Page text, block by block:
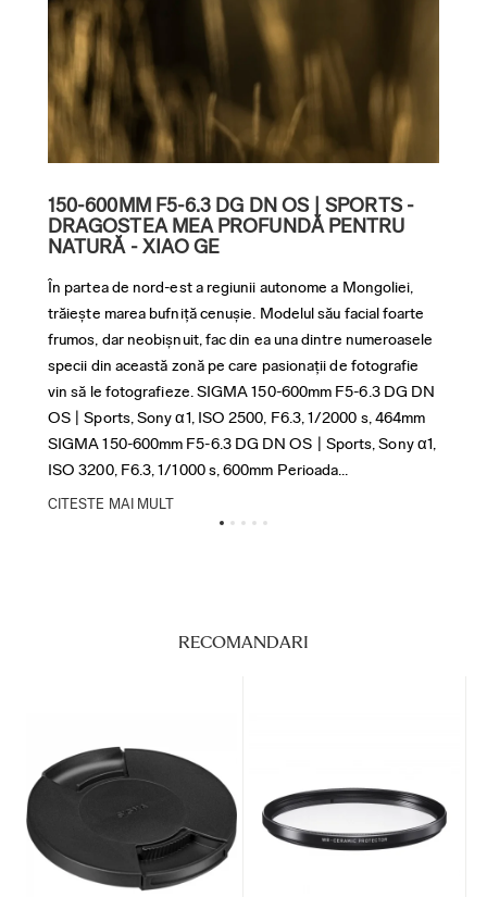
150-600MM F5-6.3 DG DN OS | SPORTS -
DRAGOSTEA MEA PROFUNDĂ PENTRU
NATURĂ - XIAO GE
În partea de nord-est a regiunii autonome a Mongoliei,
trăiește marea bufniță cenușie. Modelul său facial foarte
frumos, dar neobișnuit, fac din ea una dintre numeroasele
specii din această zonă pe care pasionații de fotografie
vin să le fotografieze. SIGMA 150-600mm F5-6.3 DG DN
OS | Sports, Sony α1, ISO 2500, F6.3, 1/2000 s, 464mm
SIGMA 150-600mm F5-6.3 DG DN OS | Sports, Sony α1,
ISO 3200, F6.3, 1/1000 s, 600mm Perioada...
CITESTE MAI MULT
RECOMANDARI